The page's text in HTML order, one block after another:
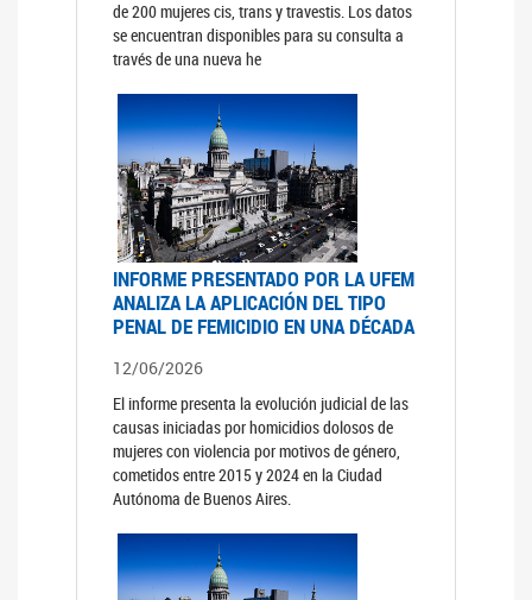
de 200 mujeres cis, trans y travestis. Los datos
se encuentran disponibles para su consulta a
través de una nueva he
INFORME PRESENTADO POR LA UFEM
ANALIZA LA APLICACIÓN DEL TIPO
PENAL DE FEMICIDIO EN UNA DÉCADA
12/06/2026
El informe presenta la evolución judicial de las
causas iniciadas por homicidios dolosos de
mujeres con violencia por motivos de género,
cometidos entre 2015 y 2024 en la Ciudad
Autónoma de Buenos Aires.